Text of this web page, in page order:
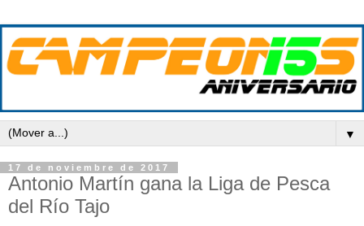
▼
17 de noviembre de 2017
Antonio Martín gana la Liga de Pesca
del Río Tajo